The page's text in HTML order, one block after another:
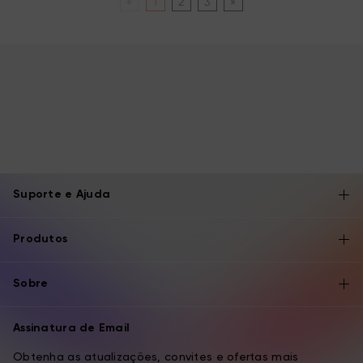
Suporte e Ajuda
Produtos
Sobre
Assinatura de Email
Obtenha as atualizações, convites e ofertas mais